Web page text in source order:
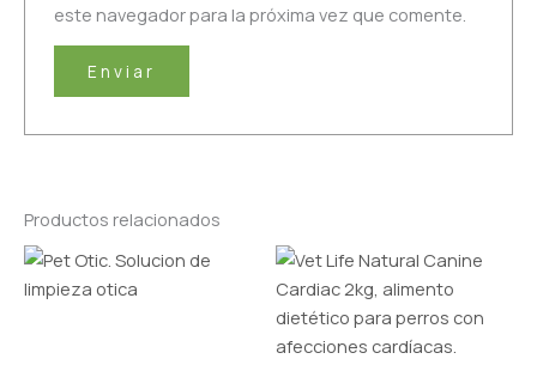
este navegador para la próxima vez que comente.
Productos relacionados